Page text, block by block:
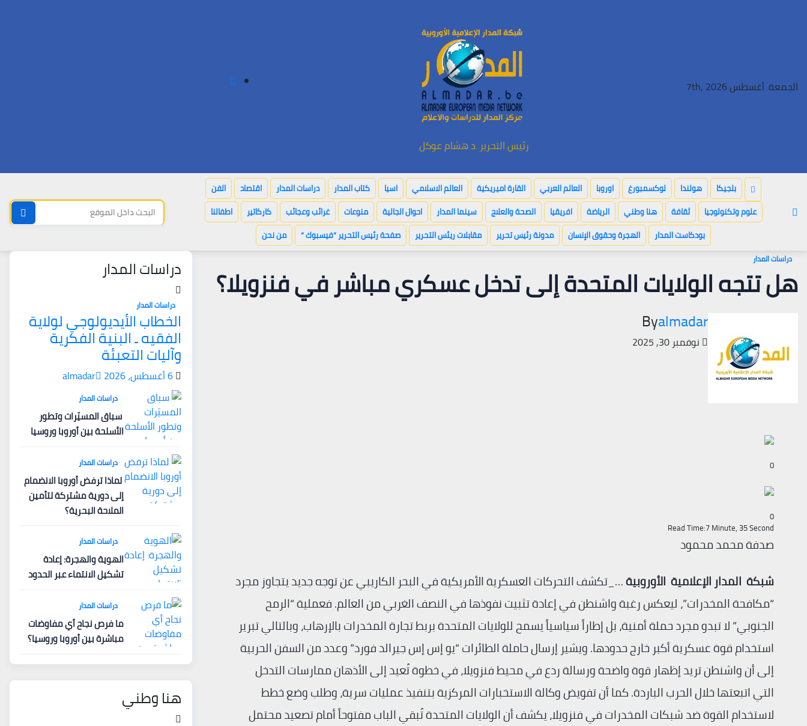
الجمعة. أغسطس 7th, 2026
رئيس التحرير .د هشام عوكل
بلجيكا هولندا لوكسمبورغ اوروبا العالم العربي القارة اميريكية العالم الاسلامي اسيا كتاب المدار دراسات المدار اقتصاد
الفن
علوم وتكنولوجيا
ثقافة هنا وطني الرياضة افريقيا الصحة والعلاج سينما المدار احوال الجالية منوعات غرائب وعجائب كاركاتير
اطفالنا
بودكاست المدار
الهجرة وحقوق الإنسان مدونة رئيس تحرير مقابلات ريئس التحرير صفحة رئيس التحرير “فيسبوك “ من نحن
دراسات المدار
هل تتجه الولايات المتحدة إلى تدخل عسكري مباشر في فنزويلا؟
Byalmadar
نوفمبر 30, 2025
0
0
Read Time:7 Minute, 35 Second
صدفة محمد محمود
شبكة المدار الإعلامية الأوروبية…_تكشف التحركات العسكرية الأمريكية في البحر الكاريبي عن توجه جديد يتجاوز مجرد
“مكافحة المخدرات”، ليعكس رغبة واشنطن في إعادة تثبيت نفوذها في النصف الغربي من العالم. فعملية “الرمح
الجنوبي” لا تبدو مجرد حملة أمنية، بل إطاراً سياسياً يسمح للولايات المتحدة بربط تجارة المخدرات بالإرهاب، وبالتالي تبرير
استخدام قوة عسكرية أكبر خارج حدودها. ويشير إرسال حاملة الطائرات “يو إس إس جيرالد فورد” وعدد من السفن الحربية
إلى أن واشنطن تريد إظهار قوة واضحة ورسالة ردع في محيط فنزويلا، في خطوة تُعيد إلى الأذهان ممارسات التدخل
التي اتبعتها خلال الحرب الباردة. كما أن تفويض وكالة الاستخبارات المركزية بتنفيذ عمليات سرية، وطلب وضع خطط
لاستخدام القوة ضد شبكات المخدرات في فنزويلا، يكشف أن الولايات المتحدة تُبقي الباب مفتوحاً أمام تصعيد محتمل
دراسات المدار
دراسات المدار
الخطاب الأيديولوجي لولاية
الفقيه ـ البنية الفكرية
وآليات التعبئة
6 أغسطس، 2026 almadar
دراسات المدار
سباق المسيّرات وتطور
الأسلحة بين أوروبا وروسيا
دراسات المدار
لماذا ترفض أوروبا الانضمام
إلى دورية مشتركة لتأمين
الملاحة البحرية؟
دراسات المدار
الهوية والهجرة: إعادة
تشكيل الانتماء عبر الحدود
دراسات المدار
ما فرص نجاح أي مفاوضات
مباشرة بين أوروبا وروسيا؟
هنا وطني